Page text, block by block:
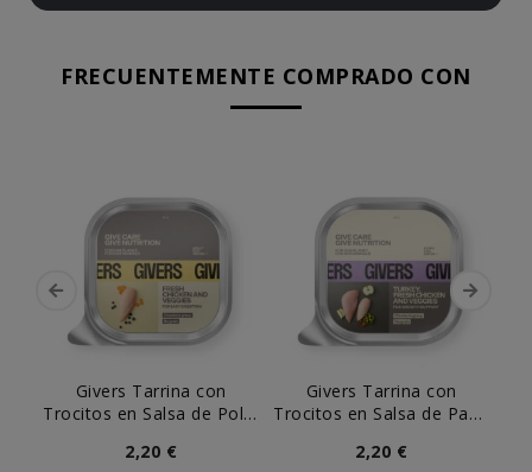
FRECUENTEMENTE COMPRADO CON
Givers Tarrina con
Trocitos en Salsa de Pollo
2,20 €
Givers Tarrina con
Trocitos en Salsa de Pavo
Cachorro
2,20 €